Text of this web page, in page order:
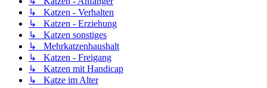
↳ Katzen - Verhalten
↳ Katzen - Erziehung
↳ Katzen sonstiges
↳ Mehrkatzenhaushalt
↳ Katzen - Freigang
↳ Katzen mit Handicap
↳ Katze im Alter